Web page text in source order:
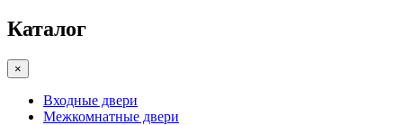
Каталог
×
Входные двери
Межкомнатные двери